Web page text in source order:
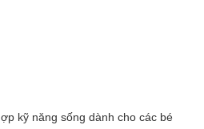
kỹ năng sống dành cho các bé